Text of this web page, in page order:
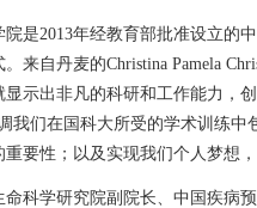
2013年经教育部批准设立的中
来自丹麦的Christina Pamela
显示出非凡的科研和工作能力，
我们在国科大所受的学术训练
要性；以及实现我们个人梦想
学研究院副院长、中国疾病预